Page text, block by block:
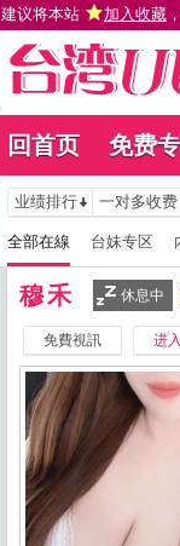
建议将本站 加入收藏
回首页 免费
业绩排行 一对多收费
全部在線 台妹专区
穆禾 休息中
免費視訊 进